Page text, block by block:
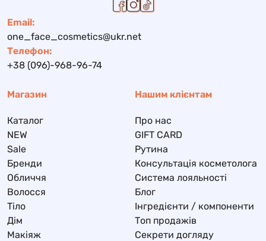
Email:
one_face_cosmetics@ukr.net
Телефон:
+38 (096)-968-96-74
Магазин
Каталог
NEW
Sale
Бренди
Обличчя
Волосся
Тіло
Дім
Макіяж
Нашим клієнтам
Про нас
GIFT CARD
Рутина
Консультація косметолога
Система лояльності
Блог
Інгредієнти / компоненти
Топ продажів
Секрети догляду